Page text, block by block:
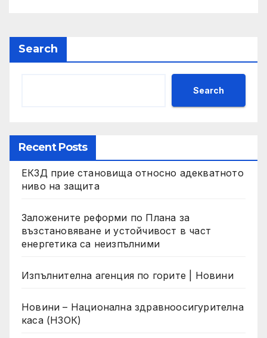
Search
Search
Recent Posts
ЕКЗД прие становища относно адекватното
ниво на защита
Заложените реформи по Плана за
възстановяване и устойчивост в част
енергетика са неизпълними
Изпълнителна агенция по горите | Новини
Новини – Национална здравноосигурителна
каса (НЗОК)